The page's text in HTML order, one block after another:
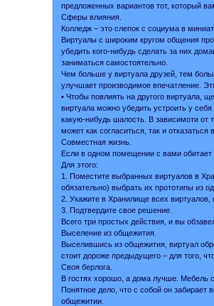
предложенных вариантов тот, который
Сферы влияния.
Колледж – это слепок с социума в
Виртуалы с широким кругом общения
убедить кого-нибудь сделать за них
заниматься самостоятельно.
Чем больше у виртуала друзей, тем
улучшает производимое впечатление.
• Чтобы повлиять на другого виртуала,
виртуала можно убедить устроить у
какую-нибудь шалость. В зависимоти от
может как согласиться, так и
Совместная жизнь.
Если в одном помещении с вами
Для этого:
1. Поместите выбранных виртуалов в
обязательно) выбрать их прототипы из
2. Укажите в Хранилище всех виртуалов,
3. Подтвердите свое решение.
Всего три простых действия, и вы
Выселение из общежития.
Выселившись из общежития, виртуал
стоит дороже предыдущего – для того,
Своя берлога.
В гостях хорошо, а дома лучше. Мебель
Понятное дело, что с собой он
общежитии.